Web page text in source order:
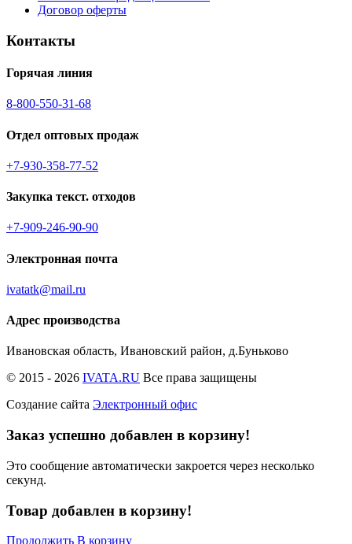
Договор оферты
Контакты
Горячая линия
8-800-550-31-68
Отдел оптовых продаж
+7-930-358-77-52
Закупка текст. отходов
+7-909-246-90-90
Электронная почта
ivatatk@mail.ru
Адрес производства
Ивановская область, Ивановский район, д.Буньково
© 2015 - 2026 IVATA.RU Все права защищены
Создание сайта Электронный офис
Заказ успешно добавлен в корзину!
Это сообщение автоматически закроется через несколько
секунд.
Товар добавлен в корзину!
Продолжить В корзину